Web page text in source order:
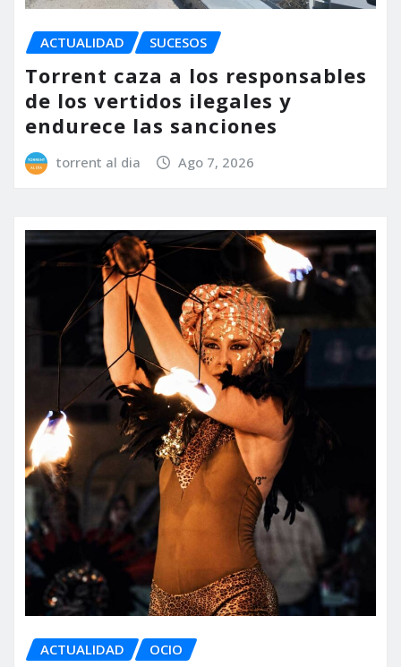
ACTUALIDAD SUCESOS
Torrent caza a los responsables
de los vertidos ilegales y
endurece las sanciones
torrent al dia Ago 7, 2026
ACTUALIDAD OCIO